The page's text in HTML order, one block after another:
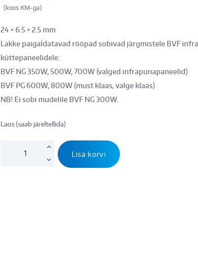
(koos KM-ga)
24 × 6.5 × 2.5 mm
Lakke paigaldatavad rööpad sobivad järgmistele BVF
küttepaneelidele:
BVF NG 350W, 500W, 700W (valged infrapunapaneelid)
BVF PG 600W, 800W (must klaas, valge klaas)
NB! Ei sobi mudelile BVF NG 300W.
Laos (saab järeltellida)
kinnitusrööpad
Lisa korvi